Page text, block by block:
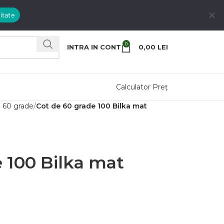
INTRA IN CONT 0 0,00 LEI
Calculator Preț
60 grade Cot de 60 grade 100 Bilka mat
100 Bilka mat